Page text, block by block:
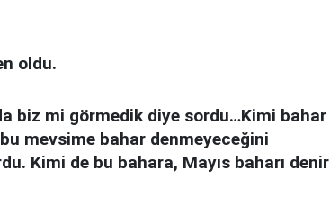
oldu.
biz mi görmedik diye sordu…Kimi bahar
mevsime bahar denmeyeceğini
Kimi de bu bahara, Mayıs baharı denir